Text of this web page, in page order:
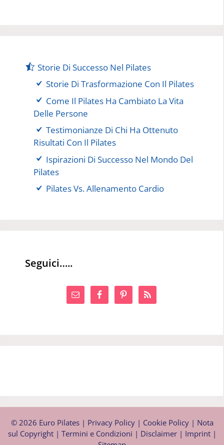
Storie Di Successo Nel Pilates
Storie Di Trasformazione Con Il Pilates
Come Il Pilates Ha Cambiato La Vita
Delle Persone
Testimonianze Di Chi Ha Ottenuto
Risultati Con Il Pilates
Ispirazioni Di Successo Nel Mondo Del
Pilates
Pilates Vs. Allenamento Cardio
Seguici…..
© 2026 Euro Pilates | Privacy Policy| Cookie Policy| Nota
sul Copyright| Termini e Condizioni | Disclaimer| Imprint|